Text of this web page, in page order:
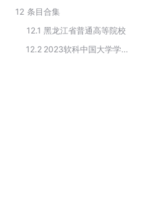
12 条目合集
12.1 黑龙江省普通高等院校
12.2
2023软科中国大学学前教育专业排名